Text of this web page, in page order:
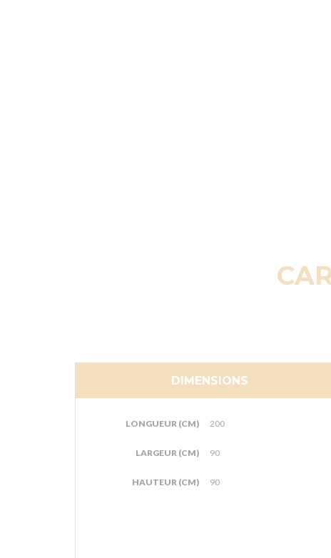
DIMENSIONS
LONGUEUR (CM) 200
LARGEUR (CM) 90
HAUTEUR (CM) 90